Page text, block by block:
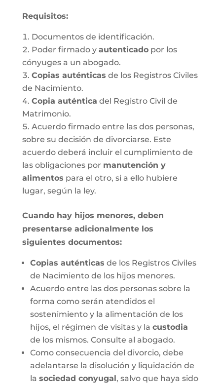
Requisitos:
Documentos de identificación.
Poder firmado y autenticadopor los
cónyuges a un abogado.
Copias auténticas de los Registros Civiles
de Nacimiento.
Copia auténtica del Registro Civil de
Matrimonio.
Acuerdo firmado entre las dos personas,
sobre su decisión de divorciarse. Este
acuerdo deberá incluir el cumplimiento de
las obligaciones por manutención y
alimentos para el otro, si a ello hubiere
lugar, según la ley.
Cuando hay hijos menores, deben
presentarse adicionalmente los
siguientes documentos:
Copias auténticas de los Registros Civiles
de Nacimiento de los hijos menores.
Acuerdo entre las dos personas sobre la
forma como serán atendidos el
sostenimiento y la alimentación de los
hijos, el régimen de visitas y la custodia
de los mismos. Consulte al abogado.
Como consecuencia del divorcio, debe
adelantarse la disolución y liquidación de
la sociedad conyugal, salvo que haya sido